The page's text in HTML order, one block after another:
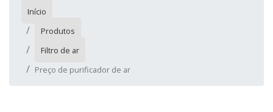
Início
Produtos
Filtro de ar
Preço de purificador de ar